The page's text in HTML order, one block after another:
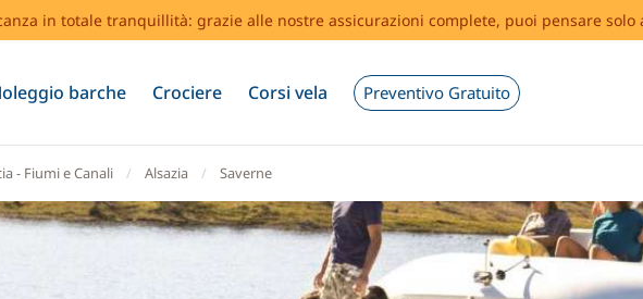
in totale tranquillità: grazie alle nostre assicurazioni complete, puoi pensare
barche Crociere Corsi vela Preventivo Gratuito
- Fiumi e Canali Alsazia Saverne